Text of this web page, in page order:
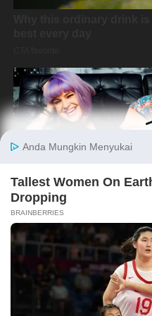
Copyright @2019 By